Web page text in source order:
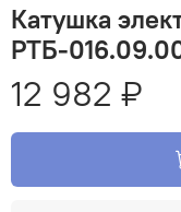
Катушка
РТБ-
12 982 ₽